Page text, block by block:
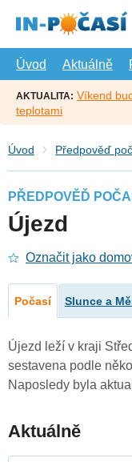
hlavní
Úvod
Aktuálně
AKTUALITA: Víkend
teplotami
Úvod Předpověď
PŘEDPOVĚĎ
Újezd
Označit jako
Počasí Slunce a
Újezd leží v kraji
sestavena podle
Naposledy byla
Aktuálně